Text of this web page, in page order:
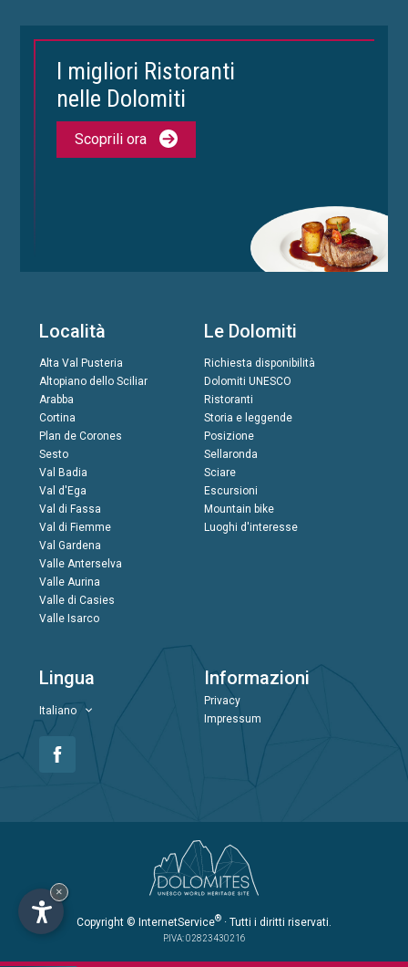
I migliori Ristoranti
nelle Dolomiti
Scoprili ora
Località
Alta Val Pusteria
Altopiano dello Sciliar
Arabba
Cortina
Plan de Corones
Sesto
Val Badia
Val d'Ega
Val di Fassa
Val di Fiemme
Val Gardena
Valle Anterselva
Valle Aurina
Valle di Casies
Valle Isarco
Le Dolomiti
Richiesta disponibilità
Dolomiti UNESCO
Ristoranti
Storia e leggende
Posizione
Sellaronda
Sciare
Escursioni
Mountain bike
Luoghi d'interesse
Lingua
Italiano
Informazioni
Privacy
Impressum
Copyright © InternetService® · Tutti i diritti riservati.
P.IVA: 02823430216
×